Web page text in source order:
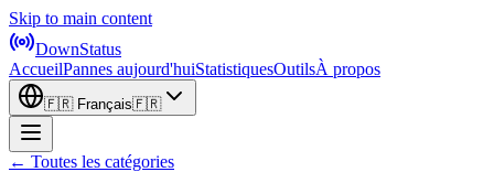
Skip to main content
DownStatus
AccueilPannes aujourd'huiStatistiquesOutilsÀ propos
🇫🇷 Français🇫🇷
← Toutes les catégories